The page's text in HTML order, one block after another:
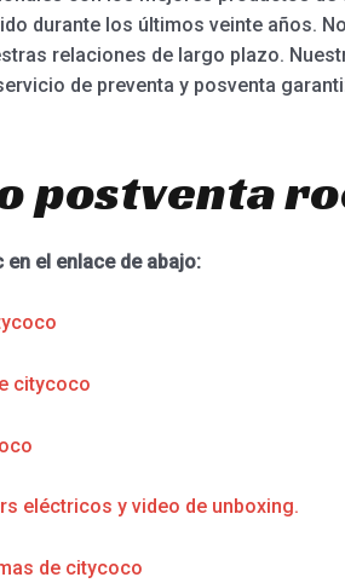
durante los últimos veinte años.
relaciones de largo plazo.
de preventa y posventa
postventa
el enlace de abajo:
citycoco
eléctricos y video de unboxing.
de citycoco